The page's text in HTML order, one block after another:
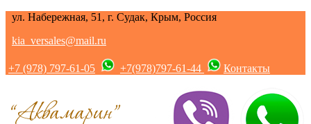
ул. Набережная, 51, г. Судак, Крым, Россия
kia_versales@mail.ru
+7 (978) 797-61-05 +7(978)797-61-44 Контакты